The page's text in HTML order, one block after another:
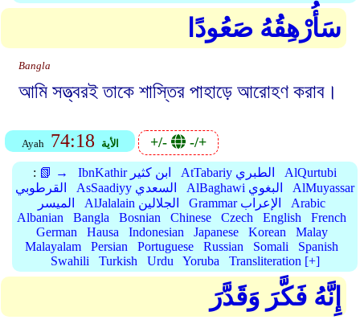
سَأُرْهِقُهُ صَعُودًا
Bangla
আমি সত্ত্বরই তাকে শাস্তির পাহাড়ে আরোহণ করাব।
Ayah 74:18 الأية +/- -/+
: 📗 → IbnKathir ابن كثير AtTabariy الطبري
AlQurtubi
القرطوبي
AsSaadiyy السعدي AlBaghawi البغوي
AlMuyassar
الميسر
AlJalalain الجلالين Grammar الإعراب
Arabic
Albanian
Bangla Bosnian Chinese Czech English
French
German
Hausa Indonesian Japanese Korean
Malay
Malayalam
Persian Portuguese Russian Somali
Spanish
Swahili
Turkish Urdu Yoruba Transliteration [+]
إِنَّهُ فَكَّرَ وَقَدَّرَ